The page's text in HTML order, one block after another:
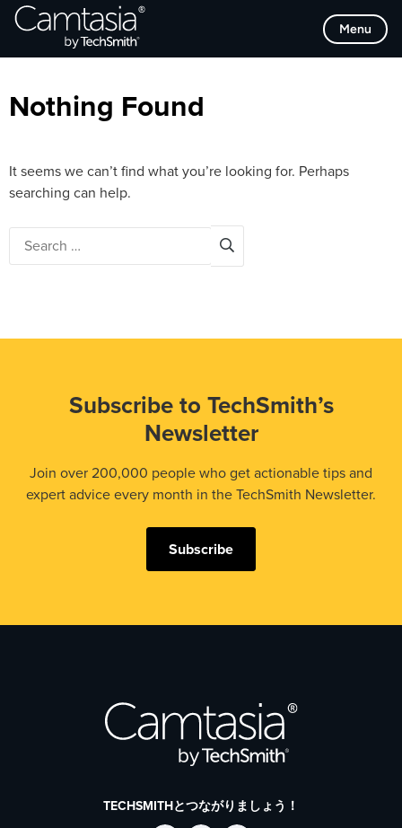
Skip
Menu
Browse Categories
Nothing Found
It seems we can’t find what you’re looking for. Perhaps
searching can help.
Subscribe to TechSmith’s
Newsletter
Join over 200,000 people who get actionable tips and
expert advice every month in the TechSmith Newsletter.
Subscribe
TECHSMITHとつながりましょう！